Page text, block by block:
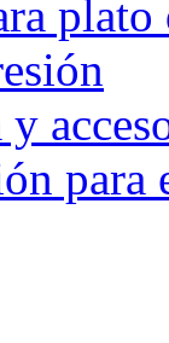
plato